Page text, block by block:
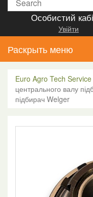
Особистий
Увійти
Раскрыть меню
Euro Agro Tech Service
центрального валу
підбирач Welger